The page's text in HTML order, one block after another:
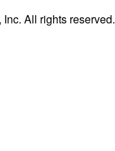
All rights reserved.